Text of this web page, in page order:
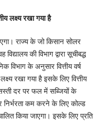
लक्ष्य रखा गया है
राज्य के जो किसान सोलर
की विभाग द्वारा सूचीबद्ध
के अनुसार वित्तीय वर्ष
रखा गया है इसके लिए वित्तीय
दर पर फल में सब्जियों के
निर्भरता कम करने के लिए कोल्ड
किया जाएगा। इसके लिए प्रति